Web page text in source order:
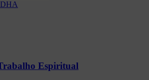
Espiritual